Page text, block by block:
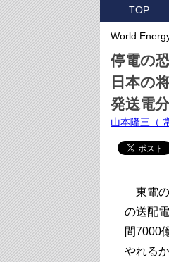
TOP
World
停電の
日本の
発送電
山本隆三 （
東電の
の送配
間7000
やれる